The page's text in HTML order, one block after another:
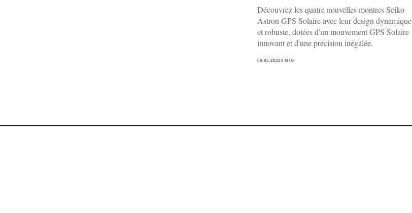
Découvrez les quatre nouvelles montres Seiko
Astron GPS Solaire avec leur design dynamique
et robuste, dotées d'un mouvement GPS Solaire
innovant et d'une précision inégalée.
09.05.20234 MIN